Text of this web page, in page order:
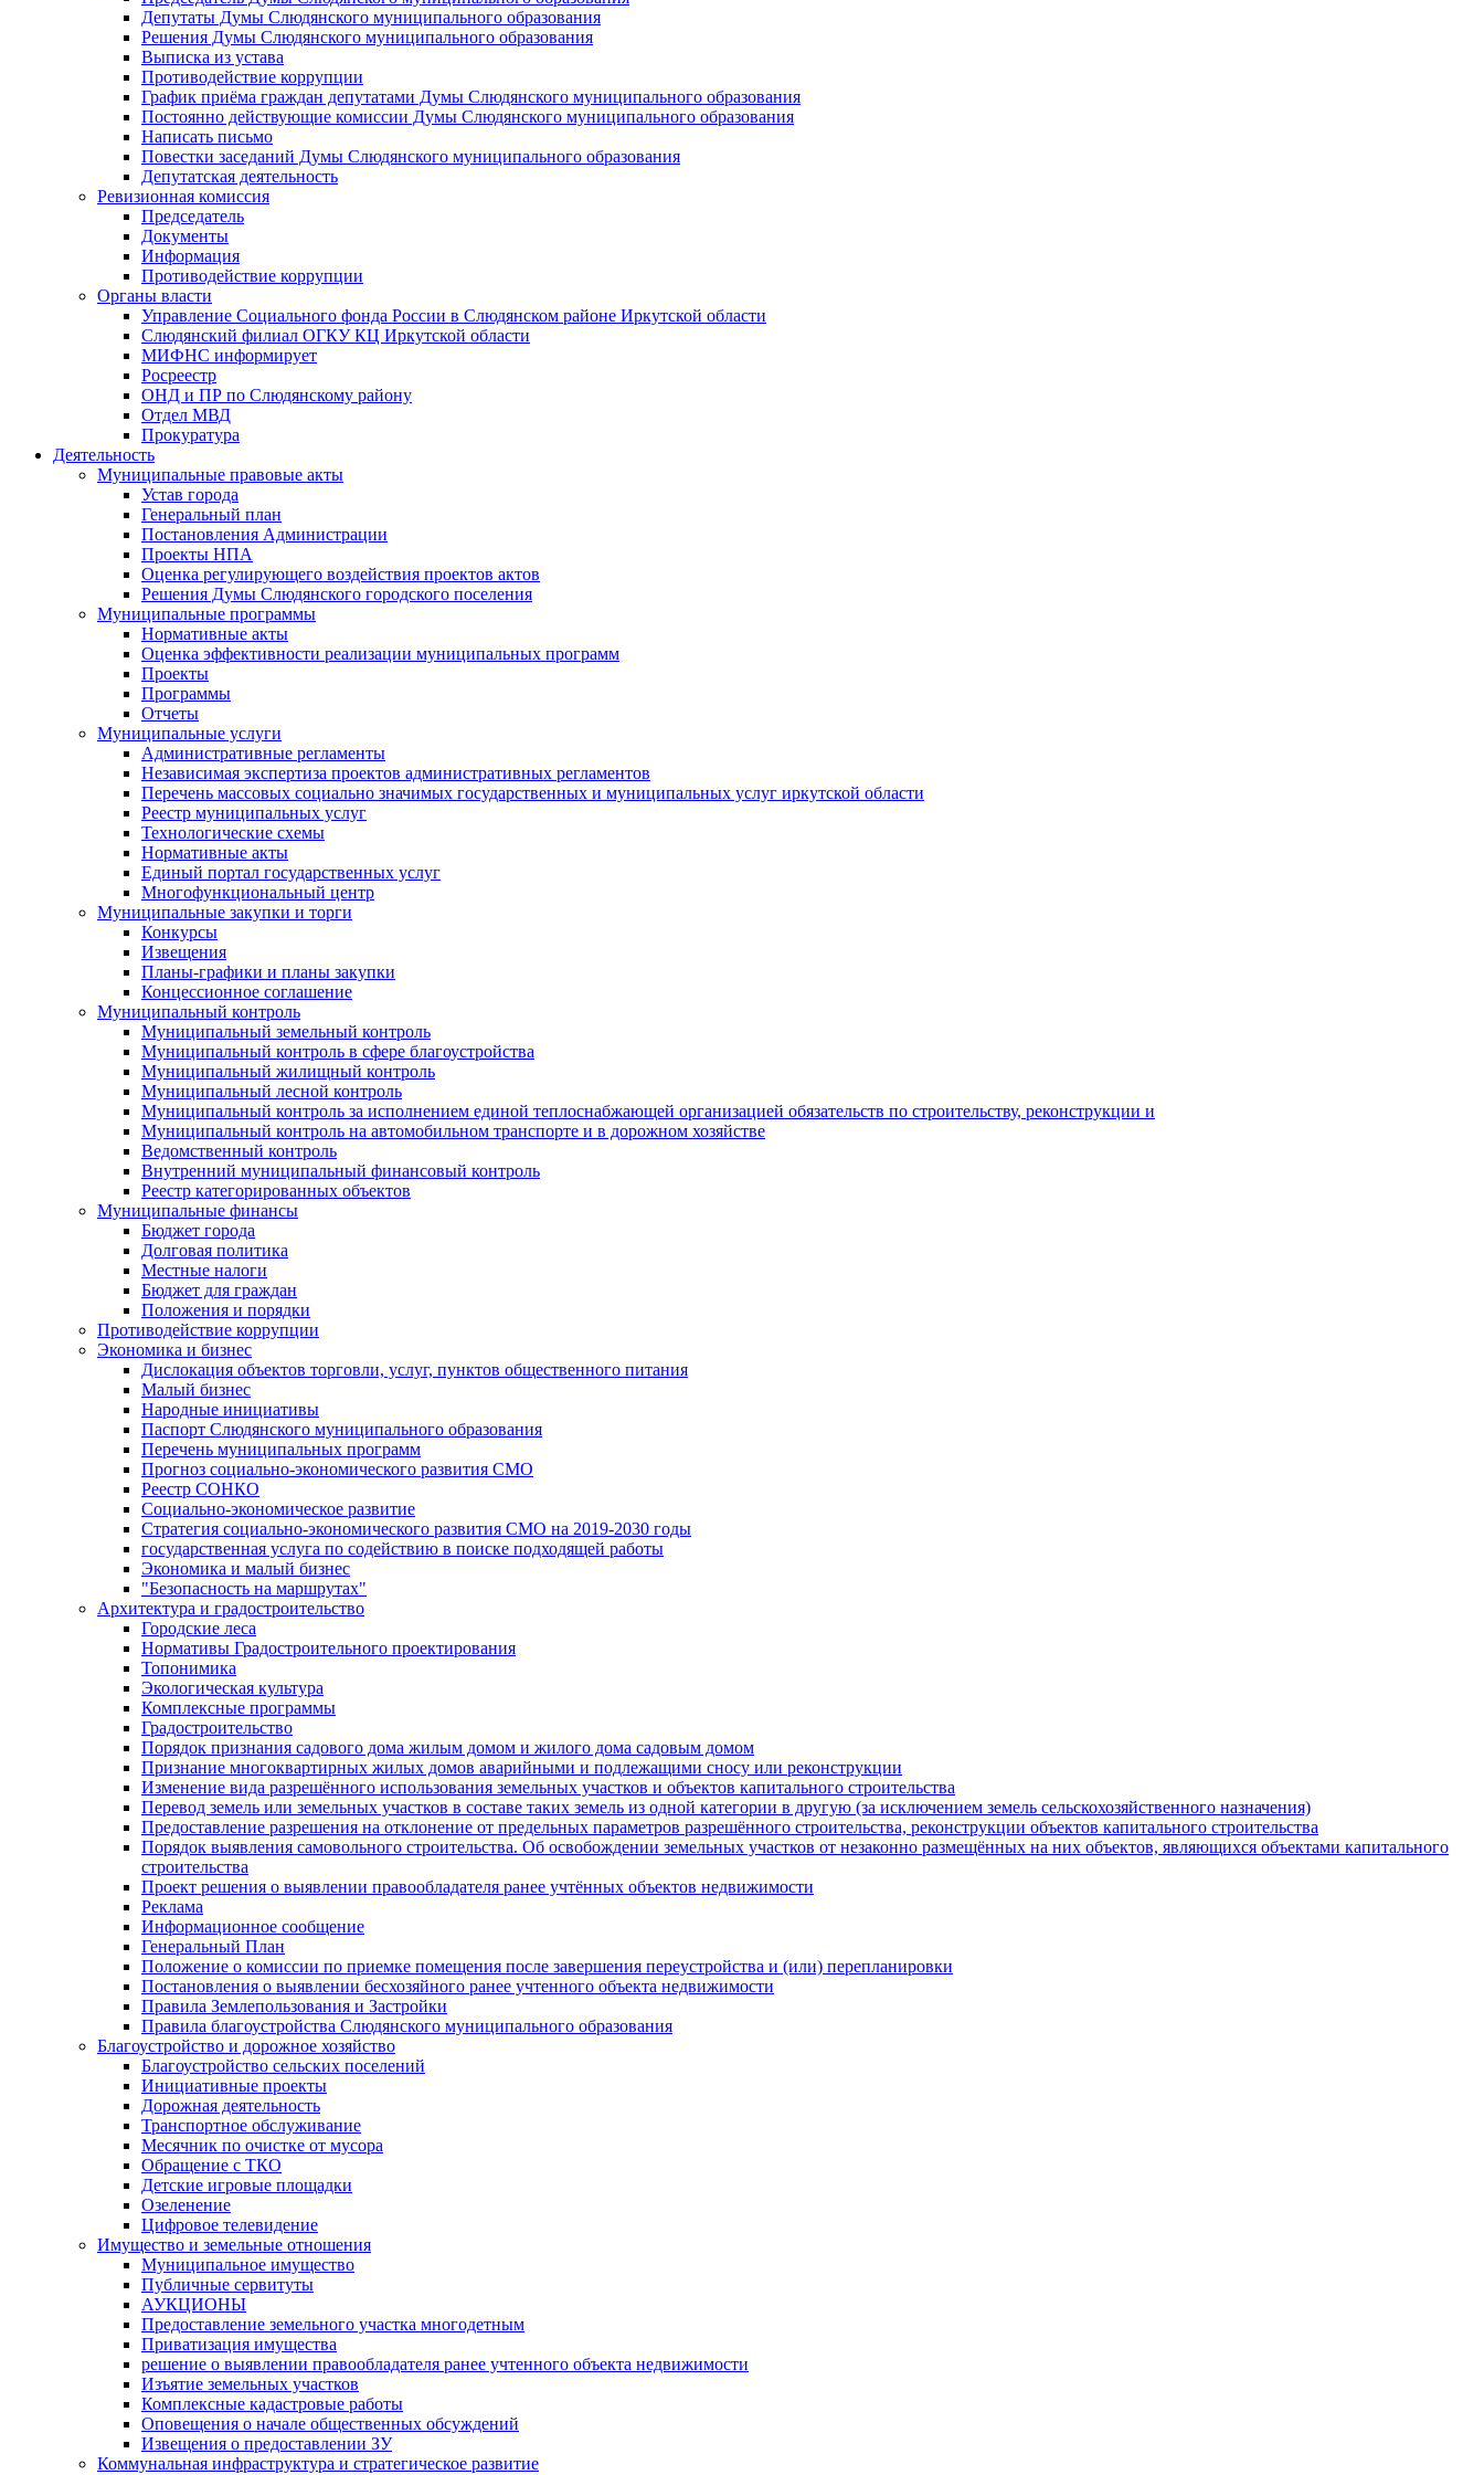
Депутаты Думы Слюдянского муниципального образования
Решения Думы Слюдянского муниципального образования
Выписка из устава
Противодействие коррупции
График приёма граждан депутатами Думы Слюдянского муниципального образования
Постоянно действующие комиссии Думы Слюдянского муниципального образования
Написать письмо
Повестки заседаний Думы Слюдянского муниципального образования
Депутатская деятельность
Ревизионная комиссия
Председатель
Документы
Информация
Противодействие коррупции
Органы власти
Управление Социального фонда России в Слюдянском районе Иркутской области
Слюдянский филиал ОГКУ КЦ Иркутской области
МИФНС информирует
Росреестр
ОНД и ПР по Слюдянскому району
Отдел МВД
Прокуратура
Деятельность
Муниципальные правовые акты
Устав города
Генеральный план
Постановления Администрации
Проекты НПА
Оценка регулирующего воздействия проектов актов
Решения Думы Слюдянского городского поселения
Муниципальные программы
Нормативные акты
Оценка эффективности реализации муниципальных программ
Проекты
Программы
Отчеты
Муниципальные услуги
Административные регламенты
Независимая экспертиза проектов административных регламентов
Перечень массовых социально значимых государственных и муниципальных услуг иркутской области
Реестр муниципальных услуг
Технологические схемы
Нормативные акты
Единый портал государственных услуг
Многофункциональный центр
Муниципальные закупки и торги
Конкурсы
Извещения
Планы-графики и планы закупки
Концессионное соглашение
Муниципальный контроль
Муниципальный земельный контроль
Муниципальный контроль в сфере благоустройства
Муниципальный жилищный контроль
Муниципальный лесной контроль
Муниципальный контроль за исполнением единой теплоснабжающей организацией обязательств по строительству, реконструкции и
Муниципальный контроль на автомобильном транспорте и в дорожном хозяйстве
Ведомственный контроль
Внутренний муниципальный финансовый контроль
Реестр категорированных объектов
Муниципальные финансы
Бюджет города
Долговая политика
Местные налоги
Бюджет для граждан
Положения и порядки
Противодействие коррупции
Экономика и бизнес
Дислокация объектов торговли, услуг, пунктов общественного питания
Малый бизнес
Народные инициативы
Паспорт Слюдянского муниципального образования
Перечень муниципальных программ
Прогноз социально-экономического развития СМО
Реестр СОНКО
Социально-экономическое развитие
Стратегия социально-экономического развития СМО на 2019-2030 годы
государственная услуга по содействию в поиске подходящей работы
Экономика и малый бизнес
"Безопасность на маршрутах"
Архитектура и градостроительство
Городские леса
Нормативы Градостроительного проектирования
Топонимика
Экологическая культура
Комплексные программы
Градостроительство
Порядок признания садового дома жилым домом и жилого дома садовым домом
Признание многоквартирных жилых домов аварийными и подлежащими сносу или реконструкции
Изменение вида разрешённого использования земельных участков и объектов капитального строительства
Перевод земель или земельных участков в составе таких земель из одной категории в другую (за исключением земель сельскохозяйственного назначения)
Предоставление разрешения на отклонение от предельных параметров разрешённого строительства, реконструкции объектов капитального строительства
Порядок выявления самовольного строительства. Об освобождении земельных участков от незаконно размещённых на них объектов, являющихся объектами капитального
строительства
Проект решения о выявлении правообладателя ранее учтённых объектов недвижимости
Реклама
Информационное сообщение
Генеральный План
Положение о комиссии по приемке помещения после завершения переустройства и (или) перепланировки
Постановления о выявлении бесхозяйного ранее учтенного объекта недвижимости
Правила Землепользования и Застройки
Правила благоустройства Слюдянского муниципального образования
Благоустройство и дорожное хозяйство
Благоустройство сельских поселений
Инициативные проекты
Дорожная деятельность
Транспортное обслуживание
Месячник по очистке от мусора
Обращение с ТКО
Детские игровые площадки
Озеленение
Цифровое телевидение
Имущество и земельные отношения
Муниципальное имущество
Публичные сервитуты
АУКЦИОНЫ
Предоставление земельного участка многодетным
Приватизация имущества
решение о выявлении правообладателя ранее учтенного объекта недвижимости
Изъятие земельных участков
Комплексные кадастровые работы
Оповещения о начале общественных обсуждений
Извещения о предоставлении ЗУ
Коммунальная инфраструктура и стратегическое развитие